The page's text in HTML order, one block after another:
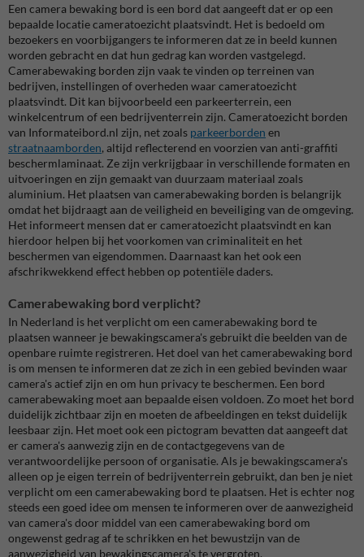
Een camera bewaking bord is een bord dat aangeeft dat er op een
bepaalde locatie cameratoezicht plaatsvindt. Het is bedoeld om
bezoekers en voorbijgangers te informeren dat ze in beeld kunnen
worden gebracht en dat hun gedrag kan worden vastgelegd.
Camerabewaking borden zijn vaak te vinden op terreinen van
bedrijven, instellingen of overheden waar cameratoezicht
plaatsvindt. Dit kan bijvoorbeeld een parkeerterrein, een
winkelcentrum of een bedrijventerrein zijn. Cameratoezicht borden
van Informateibord.nl zijn, net zoals parkeerborden en
straatnaamborden, altijd reflecterend en voorzien van anti-graffiti
beschermlaminaat. Ze zijn verkrijgbaar in verschillende formaten en
uitvoeringen en zijn gemaakt van duurzaam materiaal zoals
aluminium. Het plaatsen van camerabewaking borden is belangrijk
omdat het bijdraagt aan de veiligheid en beveiliging van de omgeving.
Het informeert mensen dat er cameratoezicht plaatsvindt en kan
hierdoor helpen bij het voorkomen van criminaliteit en het
beschermen van eigendommen. Daarnaast kan het ook een
afschrikwekkend effect hebben op potentiële daders.
Camerabewaking bord verplicht?
In Nederland is het verplicht om een camerabewaking bord te
plaatsen wanneer je bewakingscamera's gebruikt die beelden van de
openbare ruimte registreren. Het doel van het camerabewaking bord
is om mensen te informeren dat ze zich in een gebied bevinden waar
camera's actief zijn en om hun privacy te beschermen. Een bord
camerabewaking moet aan bepaalde eisen voldoen. Zo moet het bord
duidelijk zichtbaar zijn en moeten de afbeeldingen en tekst duidelijk
leesbaar zijn. Het moet ook een pictogram bevatten dat aangeeft dat
er camera's aanwezig zijn en de contactgegevens van de
verantwoordelijke persoon of organisatie. Als je bewakingscamera's
alleen op je eigen terrein of bedrijventerrein gebruikt, dan ben je niet
verplicht om een camerabewaking bord te plaatsen. Het is echter nog
steeds een goed idee om mensen te informeren over de aanwezigheid
van camera's door middel van een camerabewaking bord om
ongewenst gedrag af te schrikken en het bewustzijn van de
aanwezigheid van bewakingscamera's te vergroten.